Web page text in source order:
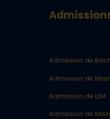
Admission de
Admission de
Admission de LLM
Admission de